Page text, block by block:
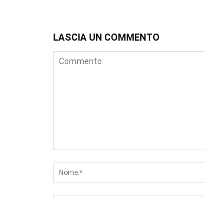
LASCIA UN COMMENTO